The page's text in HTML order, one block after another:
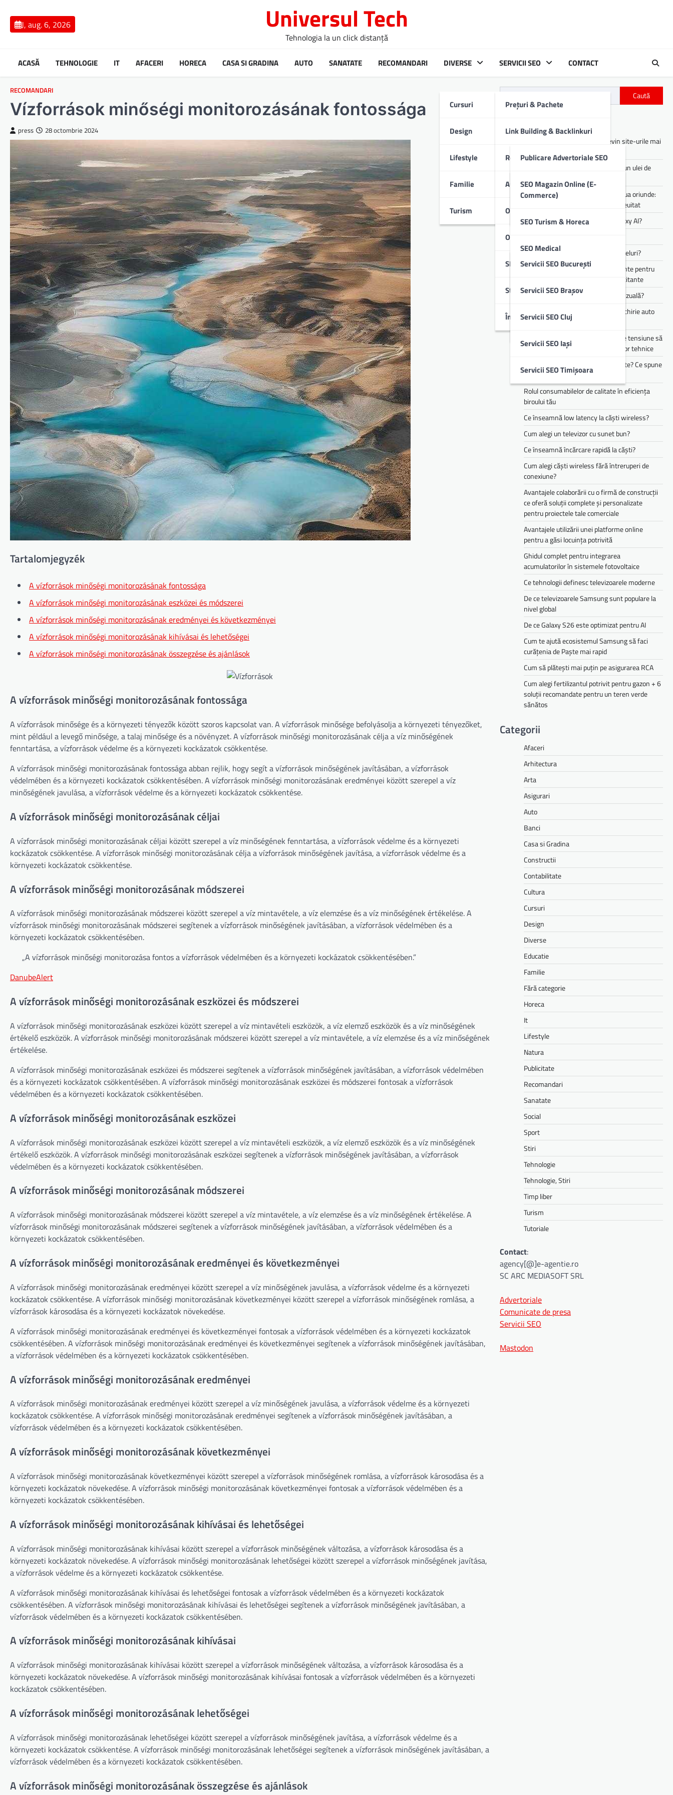
contentJ, aug. 6, 2026 Universul Tech
Tehnologia la un click distanță
ACASĂ TEHNOLOGIE IT AFACERI HORECA CASA SI GRADINA AUTO SANATATE RECOMANDARI DIVERSE
Cursuri
Design
Lifestyle
Familie
Turism
SERVICII SEO
Prețuri & Pachete
Link Building & Backlinkuri
Redactare Conținut SEO
Publicare Advertoriale SEO
Comunicate De Presă
Audit SEO Tehnic
SEO Magazin Online (E-
Commerce)
SEO Turism & Horeca
SEO Medical
Optimizare SEO On-Page
Optimizare SEO Off-Page
SEO LocalServicii SEO București
Servicii SEO Brașov
Servicii SEO Cluj
Servicii SEO Iași
Servicii SEO Timișoara
Studii De Caz
Întrebări Frecvente (FAQ)
CONTACT
RECOMANDARI
Vízforrások minőségi monitorozásának fontossága
press 28 octombrie 2024
Tartalomjegyzék
A vízforrások minőségi monitorozásának fontossága
A vízforrások minőségi monitorozásának eszközei és módszerei
A vízforrások minőségi monitorozásának eredményei és következményei
A vízforrások minőségi monitorozásának kihívásai és lehetőségei
A vízforrások minőségi monitorozásának összegzése és ajánlások
A vízforrások minőségi monitorozásának fontossága
A vízforrások minősége és a környezeti tényezők között szoros kapcsolat van. A vízforrások minősége befolyásolja a környezeti tényezőket,
mint például a levegő minősége, a talaj minősége és a növényzet. A vízforrások minőségi monitorozásának célja a víz minőségének
fenntartása, a vízforrások védelme és a környezeti kockázatok csökkentése.
A vízforrások minőségi monitorozásának fontossága abban rejlik, hogy segít a vízforrások minőségének javításában, a vízforrások
védelmében és a környezeti kockázatok csökkentésében. A vízforrások minőségi monitorozásának eredményei között szerepel a víz
minőségének javulása, a vízforrások védelme és a környezeti kockázatok csökkentése.
A vízforrások minőségi monitorozásának céljai
A vízforrások minőségi monitorozásának céljai között szerepel a víz minőségének fenntartása, a vízforrások védelme és a környezeti
kockázatok csökkentése. A vízforrások minőségi monitorozásának célja a vízforrások minőségének javítása, a vízforrások védelme és a
környezeti kockázatok csökkentése.
A vízforrások minőségi monitorozásának módszerei
A vízforrások minőségi monitorozásának módszerei között szerepel a víz mintavétele, a víz elemzése és a víz minőségének értékelése. A
vízforrások minőségi monitorozásának módszerei segítenek a vízforrások minőségének javításában, a vízforrások védelmében és a
környezeti kockázatok csökkentésében.
„A vízforrások minőségi monitorozása fontos a vízforrások védelmében és a környezeti kockázatok csökkentésében.”
DanubeAlert
A vízforrások minőségi monitorozásának eszközei és módszerei
A vízforrások minőségi monitorozásának eszközei között szerepel a víz mintavételi eszközök, a víz elemző eszközök és a víz minőségének
értékelő eszközök. A vízforrások minőségi monitorozásának módszerei között szerepel a víz mintavétele, a víz elemzése és a víz minőségének
értékelése.
A vízforrások minőségi monitorozásának eszközei és módszerei segítenek a vízforrások minőségének javításában, a vízforrások védelmében
és a környezeti kockázatok csökkentésében. A vízforrások minőségi monitorozásának eszközei és módszerei fontosak a vízforrások
védelmében és a környezeti kockázatok csökkentésében.
A vízforrások minőségi monitorozásának eszközei
A vízforrások minőségi monitorozásának eszközei között szerepel a víz mintavételi eszközök, a víz elemző eszközök és a víz minőségének
értékelő eszközök. A vízforrások minőségi monitorozásának eszközei segítenek a vízforrások minőségének javításában, a vízforrások
védelmében és a környezeti kockázatok csökkentésében.
A vízforrások minőségi monitorozásának módszerei
A vízforrások minőségi monitorozásának módszerei között szerepel a víz mintavétele, a víz elemzése és a víz minőségének értékelése. A
vízforrások minőségi monitorozásának módszerei segítenek a vízforrások minőségének javításában, a vízforrások védelmében és a
környezeti kockázatok csökkentésében.
A vízforrások minőségi monitorozásának eredményei és következményei
A vízforrások minőségi monitorozásának eredményei között szerepel a víz minőségének javulása, a vízforrások védelme és a környezeti
kockázatok csökkentése. A vízforrások minőségi monitorozásának következményei között szerepel a vízforrások minőségének romlása, a
vízforrások károsodása és a környezeti kockázatok növekedése.
A vízforrások minőségi monitorozásának eredményei és következményei fontosak a vízforrások védelmében és a környezeti kockázatok
csökkentésében. A vízforrások minőségi monitorozásának eredményei és következményei segítenek a vízforrások minőségének javításában,
a vízforrások védelmében és a környezeti kockázatok csökkentésében.
A vízforrások minőségi monitorozásának eredményei
A vízforrások minőségi monitorozásának eredményei között szerepel a víz minőségének javulása, a vízforrások védelme és a környezeti
kockázatok csökkentése. A vízforrások minőségi monitorozásának eredményei segítenek a vízforrások minőségének javításában, a
vízforrások védelmében és a környezeti kockázatok csökkentésében.
A vízforrások minőségi monitorozásának következményei
A vízforrások minőségi monitorozásának következményei között szerepel a vízforrások minőségének romlása, a vízforrások károsodása és a
környezeti kockázatok növekedése. A vízforrások minőségi monitorozásának következményei fontosak a vízforrások védelmében és a
környezeti kockázatok csökkentésében.
A vízforrások minőségi monitorozásának kihívásai és lehetőségei
A vízforrások minőségi monitorozásának kihívásai között szerepel a vízforrások minőségének változása, a vízforrások károsodása és a
környezeti kockázatok növekedése. A vízforrások minőségi monitorozásának lehetőségei között szerepel a vízforrások minőségének javítása,
a vízforrások védelme és a környezeti kockázatok csökkentése.
A vízforrások minőségi monitorozásának kihívásai és lehetőségei fontosak a vízforrások védelmében és a környezeti kockázatok
csökkentésében. A vízforrások minőségi monitorozásának kihívásai és lehetőségei segítenek a vízforrások minőségének javításában, a
vízforrások védelmében és a környezeti kockázatok csökkentésében.
A vízforrások minőségi monitorozásának kihívásai
A vízforrások minőségi monitorozásának kihívásai között szerepel a vízforrások minőségének változása, a vízforrások károsodása és a
környezeti kockázatok növekedése. A vízforrások minőségi monitorozásának kihívásai fontosak a vízforrások védelmében és a környezeti
kockázatok csökkentésében.
A vízforrások minőségi monitorozásának lehetőségei
A vízforrások minőségi monitorozásának lehetőségei között szerepel a vízforrások minőségének javítása, a vízforrások védelme és a
környezeti kockázatok csökkentése. A vízforrások minőségi monitorozásának lehetőségei segítenek a vízforrások minőségének javításában, a
vízforrások védelmében és a környezeti kockázatok csökkentésében.
A vízforrások minőségi monitorozásának összegzése és ajánlások
Caută
Asistenții digitali cu AI: cum devin site-urile mai
Cum îți afectează motorul mașinii un ulei de
Experiența de party pe care o poți lua oriunde:
sunet portabil pentru vibe-uri de neuitat
Cum lucrezi mai rapid folosind Galaxy AI?
Cum alegi căști pentru muncă și apeluri?
Te simți mereu obosit? Ce suplimente pentru
energie pot ajuta în perioadele solicitante
Cum îți transformă AI experiența vizuală?
Cele mai populare branduri pentru chirie auto
din flota Justrent
Cum te pot ajuta stabilizatoarele de tensiune să
reduci riscurile asociate defecțiunilor tehnice
Copilul tău mănâncă doar 3 alimente? Ce spune
asta despre dezvoltarea lui
Rolul consumabilelor de calitate în eficiența
biroului tău
Ce înseamnă low latency la căști wireless?
Cum alegi un televizor cu sunet bun?
Ce înseamnă încărcare rapidă la căști?
Cum alegi căști wireless fără întreruperi de
conexiune?
Avantajele colaborării cu o firmă de construcții
ce oferă soluții complete și personalizate
pentru proiectele tale comerciale
Avantajele utilizării unei platforme online
pentru a găsi locuința potrivită
Ghidul complet pentru integrarea
acumulatorilor în sistemele fotovoltaice
Ce tehnologii definesc televizoarele moderne
De ce televizoarele Samsung sunt populare la
nivel global
De ce Galaxy S26 este optimizat pentru AI
Cum te ajută ecosistemul Samsung să faci
curățenia de Paște mai rapid
Cum să plătești mai puțin pe asigurarea RCA
Cum alegi fertilizantul potrivit pentru gazon + 6
soluții recomandate pentru un teren verde
sănătos
Categorii
Afaceri
Arhitectura
Arta
Asigurari
Auto
Banci
Casa si Gradina
Constructii
Contabilitate
Cultura
Cursuri
Design
Diverse
Educatie
Familie
Fără categorie
Horeca
It
Lifestyle
Natura
Publicitate
Recomandari
Sanatate
Social
Sport
Stiri
Tehnologie
Tehnologie, Stiri
Timp liber
Turism
Tutoriale
Contact:
agency[@]e-agentie.ro
SC ARC MEDIASOFT SRL
Advertoriale
Comunicate de presa
Servicii SEO
Mastodon